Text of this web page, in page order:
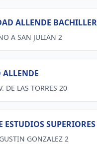
ALLENDE
A SAN JULIAN 2
DE LAS TORRES 20
ESTUDIOS
GONZALEZ 2